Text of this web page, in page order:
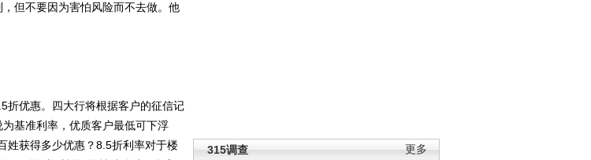
更多
315调查
但不要因为害怕风险而不去做。他
优惠。四大行将根据客户的征信记
基准利率，优质客户最低可下浮
姓获得多少优惠？8.5折利率对于楼